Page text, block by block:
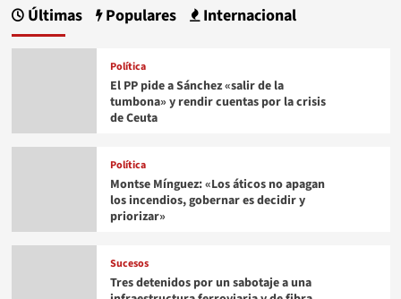
Últimas Populares Internacional
Política
El PP pide a Sánchez «salir de la
tumbona» y rendir cuentas por la crisis
de Ceuta
Política
Montse Mínguez: «Los áticos no apagan
los incendios, gobernar es decidir y
priorizar»
Sucesos
Tres detenidos por un sabotaje a una